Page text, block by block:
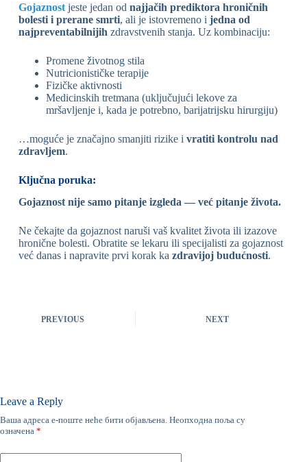
Gojaznostjeste jedan od najjačih prediktora hroničnih
bolesti i prerane smrti, ali je istovremeno i jedna od
najpreventabilnijih zdravstvenih stanja. Uz kombinaciju:
Promene životnog stila
Nutricionističke terapije
Fizičke aktivnosti
Medicinskih tretmana (uključujući lekove za
mršavljenje i, kada je potrebno, barijatrijsku hirurgiju)
…moguće je značajno smanjiti rizike i vratiti kontrolu nad
zdravljem.
Ključna poruka:
Gojaznost nije samo pitanje izgleda — već pitanje života.
Ne čekajte da gojaznost naruši vaš kvalitet života ili izazove
hronične bolesti. Obratite se lekaru ili specijalisti za gojaznost
već danas i napravite prvi korak ka zdravijoj budućnosti.
PREVIOUS NEXT
Leave a Reply
Ваша адреса е-поште неће бити објављена. Неопходна поља су
означена *